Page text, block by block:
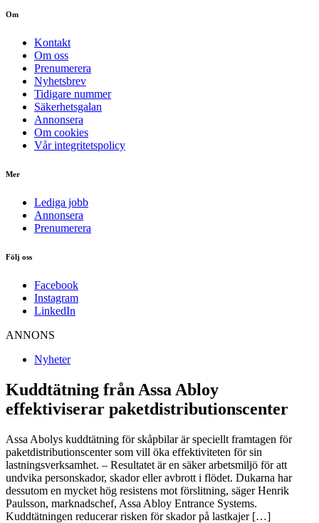
Om
Kontakt
Om oss
Prenumerera
Nyhetsbrev
Tidigare nummer
Säkerhetsgalan
Annonsera
Om cookies
Vår integritetspolicy
Mer
Lediga jobb
Annonsera
Prenumerera
Följ oss
Facebook
Instagram
LinkedIn
ANNONS
Nyheter
Kuddtätning från Assa Abloy
effektiviserar paketdistributionscenter
Assa Abolys kuddtätning för skåpbilar är speciellt framtagen för
paketdistributionscenter som vill öka effektiviteten för sin
lastningsverksamhet. – Resultatet är en säker arbetsmiljö för att
undvika personskador, skador eller avbrott i flödet. Dukarna har
dessutom en mycket hög resistens mot förslitning, säger Henrik
Paulsson, marknadschef, Assa Abloy Entrance Systems.
Kuddtätningen reducerar risken för skador på lastkajer […]